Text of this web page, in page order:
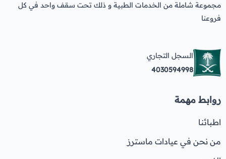
مجموعة شاملة من الخدمات الطبية و ذلك تحت سقف واحد في كل
فروعنا
السجل التجاري
4030594998
روابط مهمة
اطبائنا
من نحن في عيادات ماسترز